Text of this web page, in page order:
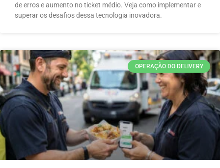
de erros e aumento no ticket médio. Veja como implementar e
superar os desafios dessa tecnologia inovadora.
OPERAÇÃO DO DELIVERY